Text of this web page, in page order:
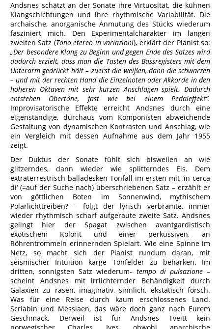
Andsnes schätzt an der Sonate ihre Virtuosität, die kühnen
Klangschichtungen und ihre rhythmische Variabilität. Die
archaische, anorganische Anmutung des Stücks wiederum
fasziniert mich. Den Experimentalcharakter im langen
zweiten Satz (Tono etereo in variazioni), erklärt der Pianist so:
„Der besondere Klang zu Beginn und gegen Ende des Satzes wird
dadurch erzielt, dass man die Tasten des Bassregisters mit dem
Unterarm gedrückt hält – zuerst die weißen, dann die schwarzen
– und mit der rechten Hand die Einzelnoten oder Akkorde in den
höheren Oktaven mit sehr kurzen Anschlägen spielt. Dadurch
entstehen Obertöne, fast wie bei einem Pedaleffekt“.
Improvisatorische Effekte erreicht Andsnes durch eine
eigenständige, durchaus vom Komponisten abweichende
Gestaltung von dynamischen Kontrasten und Anschlag, wie
ein Vergleich mit dessen Aufnahme aus dem Jahr 1955
zeigt.
Der Duktus der Sonate fühlt sich bisweilen an wie
glitzerndes, dann wieder wie splitterndes Eis. Dem
extraterrestrisch balladesken Tonfall im ersten mit ‚in cerca
di‘ (=auf der Suche nach) überschriebenen Satz – erzählt er
von göttlichen Boten im Sonnenwind, mythischem
Polarlichttreiben? – folgt der lyrisch verbrämte, immer
wieder rhythmisch scharf aufgeraute zweite Satz. Andsnes
gelingt hier der Spagat zwischen avantgardistisch
exotischem Kolorit und einer perkussiven, an
Röhrentrommeln erinnernden Spielart. Wie eine Spinne im
Netz, so macht sich der Pianist rundum daran, mit
seismischer Intuition karge Tonfelder zu beharken. Im
dritten, sonnigsten Satz wiederum- tempo di pulsazione–
scheint Andsnes mit irrlichternder Behändigkeit durch
Galaxien zu rasen, imaginativ, sinnlich, ekstatisch forsch.
Was für eine Reise durch kaum erschlossenes Land.
Scriabin und Messiaen, das wäre doch ganz nach Eurem
Geschmack. Derweil ist für Andsnes Tveitt kein